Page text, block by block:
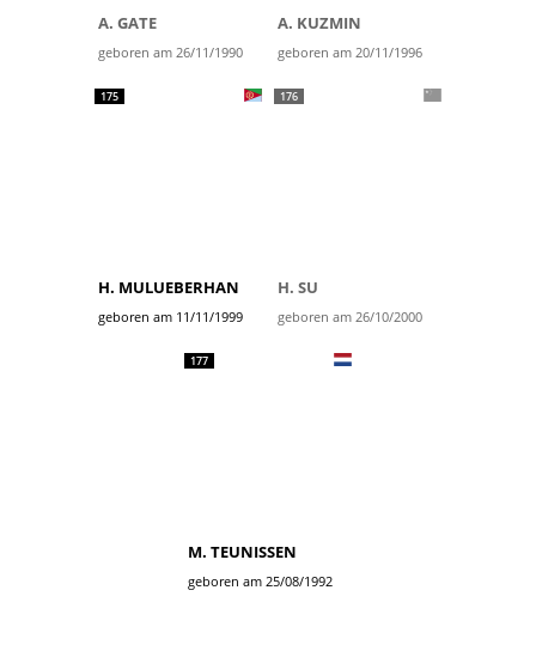
A. GATE
geboren am 26/11/1990
A. KUZMIN
geboren am 20/11/1996
175
H. MULUEBERHAN
geboren am 11/11/1999
176
H. SU
geboren am 26/10/2000
177
M. TEUNISSEN
geboren am 25/08/1992